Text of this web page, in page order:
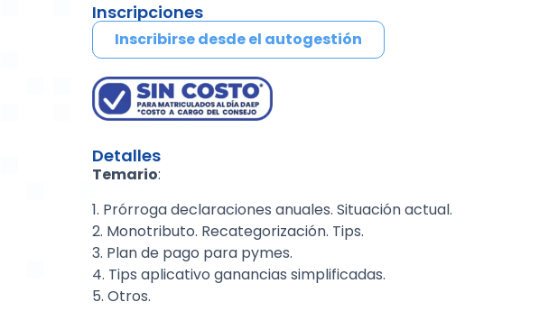
Inscripciones
Inscribirse desde el autogestión
Detalles
Temario:
1. Prórroga declaraciones anuales. Situación actual.
2. Monotributo. Recategorización. Tips.
3. Plan de pago para pymes.
4. Tips aplicativo ganancias simplificadas.
5. Otros.